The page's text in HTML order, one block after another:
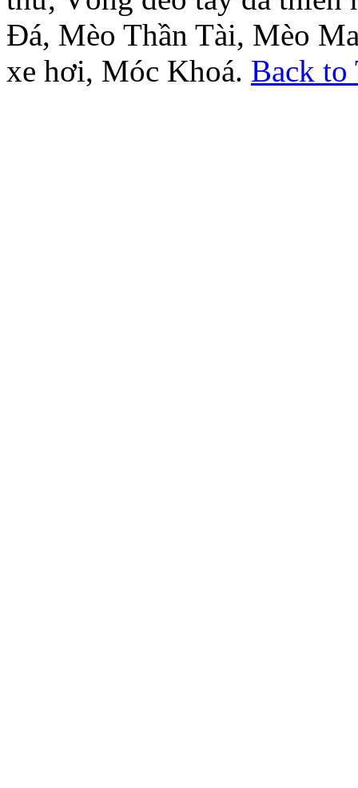
Đá, Mèo Thần Tài, Mèo
xe hơi, Móc Khoá. Back to